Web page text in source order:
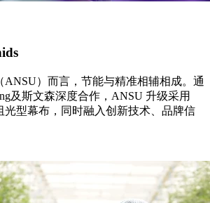
ANSU）而言，节能与精准相辅相成。通
及斯文森深度合作，ANSU 升级采用
光型幕布，同时融入创新技术、品牌信